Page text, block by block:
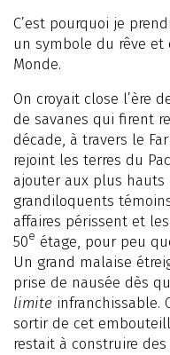
C’est pourquoi je
un symbole du rêve
Monde.
On croyait close l’ère
de savanes qui firent
décade, à travers le
rejoint les terres du
ajouter aux plus hauts
grandiloquents
affaires périssent et
50e étage, pour peu
Un grand malaise
prise de nausée dès
limite infranchissable.
sortir de cet
restait à construire des